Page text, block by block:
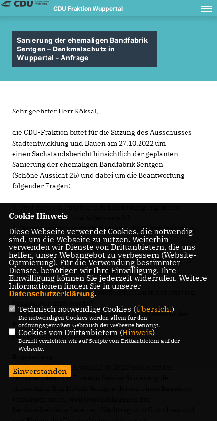
CDU Fraktion Wuppertal
Sanierung der ehemaligen Bandfabrik
Sentgen – Denkmalschutz in
Wuppertal - Anfrage
Sehr geehrter Herr Köksal,
die CDU-Fraktion bittet für die Sitzung des Ausschusses
Stadtentwicklung und Bauen am 27.10.2022 um
einen Sachstandsbericht hinsichtlich der geplanten
Sanierung der ehemaligen Bandfabrik Sentgen
(Schöne Aussicht 25) und dabei um die Beantwortung
folgender Fragen:
Denkmalbehörde inzwischen erteilt?
2. Worin bestehen verwaltungsseitig die Schwierigkeiten,
um die evtl. noch ausstehenden
Genehmigungen zu erteilen?
3. Wie lange dauern solche Genehmigungsverfahren, in
denen die Untere Denkmalbehörde
involviert ist, im Durchschnitt?
4. Wie ist die aktuelle personelle Situation in der Unteren
Denkmalschutzbehörde?
5. Wie wirkt sich das neue Denkmalschutzgesetz in der
Praxis und auf den Arbeitsaufwand der
Mitarbeiterinnen und Mitarbeiter aus?
In einem WZ-Artikel vom 22.09.2022 wird darüber
berichtet, dass der Investor bei der Sanierung der
Cookie Hinweis
Diese Webseite verwendet Cookies, die notwendig
sind, um die Webseite zu nutzen. Weiterhin
verwenden wir Dienste von Drittanbietern, die uns
helfen, unser Webangebot zu verbessern (Website-
Optmierung). Für die Verwendung bestimmter
Dienste, benötigen wir Ihre Einwilligung. Ihre
Einwilligung können Sie jederzeit widerrufen. Weitere
Informationen finden Sie in unserer
Datenschutzerklärung.
Technisch notwendige Cookies (Übersicht)
Die notwendigen Cookies werden allein für den
ordnungsgemäßen Gebrauch der Webseite benötigt.
Cookies von Drittanbietern (Hinweis)
Derzeit verzichten wir auf Scripte von Drittanbietern auf der
Webseite.
Einverstanden